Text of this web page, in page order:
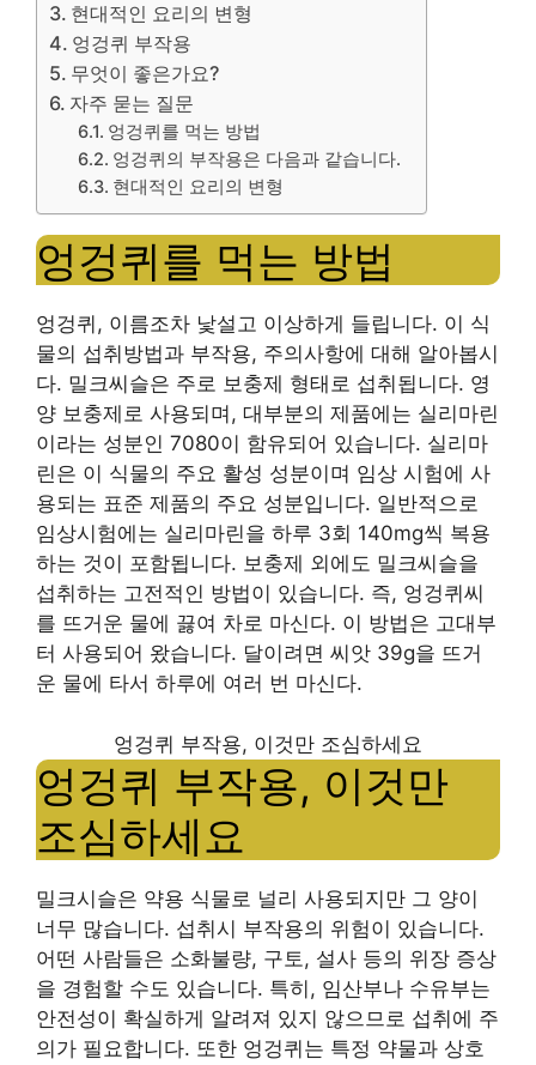
현대적인 요리의 변형
엉겅퀴 부작용
무엇이 좋은가요?
자주 묻는 질문
엉겅퀴를 먹는 방법
엉겅퀴의 부작용은 다음과 같습니다.
현대적인 요리의 변형
엉겅퀴를 먹는 방법
엉겅퀴, 이름조차 낯설고 이상하게 들립니다. 이 식
물의 섭취방법과 부작용, 주의사항에 대해 알아봅시
다. 밀크씨슬은 주로 보충제 형태로 섭취됩니다. 영
양 보충제로 사용되며, 대부분의 제품에는 실리마린
이라는 성분인 7080이 함유되어 있습니다. 실리마
린은 이 식물의 주요 활성 성분이며 임상 시험에 사
용되는 표준 제품의 주요 성분입니다. 일반적으로
임상시험에는 실리마린을 하루 3회 140mg씩 복용
하는 것이 포함됩니다. 보충제 외에도 밀크씨슬을
섭취하는 고전적인 방법이 있습니다. 즉, 엉겅퀴씨
를 뜨거운 물에 끓여 차로 마신다. 이 방법은 고대부
터 사용되어 왔습니다. 달이려면 씨앗 39g을 뜨거
운 물에 타서 하루에 여러 번 마신다.
엉겅퀴 부작용, 이것만 조심하세요
엉겅퀴 부작용, 이것만
조심하세요
밀크시슬은 약용 식물로 널리 사용되지만 그 양이
너무 많습니다. 섭취시 부작용의 위험이 있습니다.
어떤 사람들은 소화불량, 구토, 설사 등의 위장 증상
을 경험할 수도 있습니다. 특히, 임산부나 수유부는
안전성이 확실하게 알려져 있지 않으므로 섭취에 주
의가 필요합니다. 또한 엉겅퀴는 특정 약물과 상호